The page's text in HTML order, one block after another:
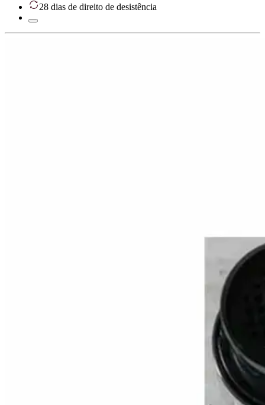
28 dias de direito de desistência